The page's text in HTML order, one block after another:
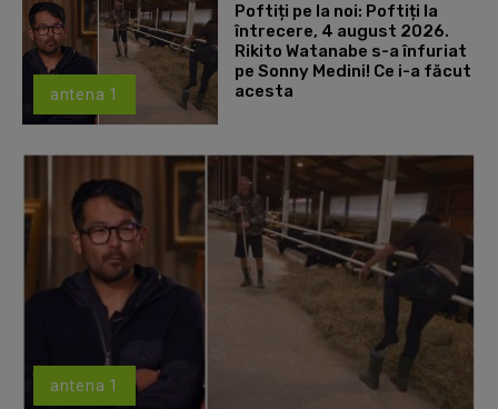
antena 1
Poftiți pe la noi: Poftiți la
întrecere, 4 august 2026.
Rikito Watanabe s-a înfuriat
pe Sonny Medini! Ce i-a făcut
acesta
antena 1